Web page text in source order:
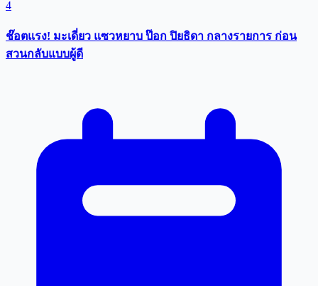
4
ช๊อตแรง! มะเดี่ยว แซวหยาบ ป๊อก ปิยธิดา กลางรายการ ก่อน
สวนกลับแบบผู้ดี